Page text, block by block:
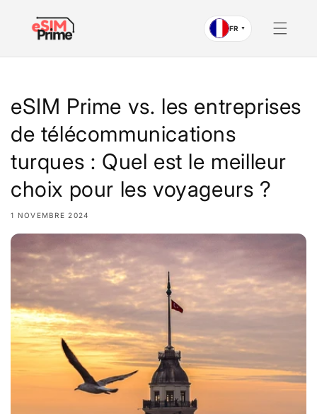
contenu
FR ▼
eSIM Prime vs. les entreprises
de télécommunications
turques : Quel est le meilleur
choix pour les voyageurs ?
1 NOVEMBRE 2024